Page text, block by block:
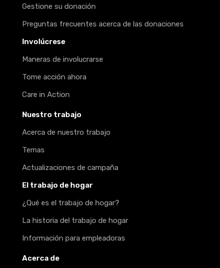
Gestione su donación
Preguntas frecuentes acerca de las donaciones
Involúcrese
Maneras de involucrarse
Tome acción ahora
Care in Action
Nuestro trabajo
Acerca de nuestro trabajo
Temas
Actualizaciones de campaña
El trabajo de hogar
¿Qué es el trabajo de hogar?
La historia del trabajo de hogar
Información para empleadoras
Acerca de